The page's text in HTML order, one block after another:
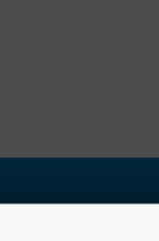
Alcossebre